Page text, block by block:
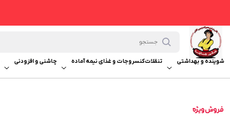
شوینده و بهداشتی تنقلاتکنسروجات و غذای نیمه آماده چاشنی و افزودنی